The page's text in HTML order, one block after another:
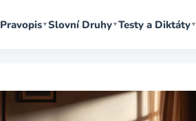
Pravopis▼Slovní Druhy▼Testy a Diktáty▼